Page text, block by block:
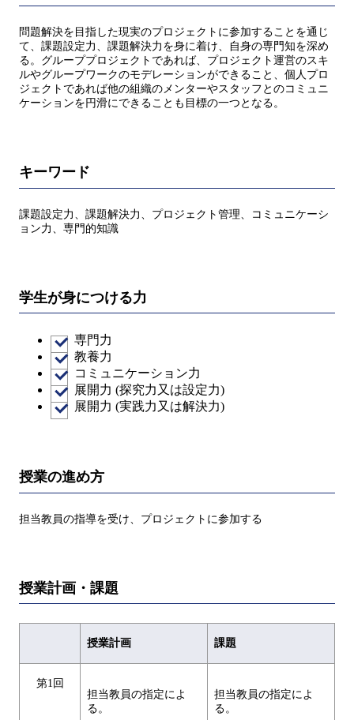
問題解決を⽬指した現実のプロジェクトに参加することを通じ
て、課題設定⼒、課題解決⼒を⾝に着け、⾃⾝の専⾨知を深め
る。グループプロジェクトであれば、プロジェクト運営のスキ
ルやグループワークのモデレーションができること、個⼈プロ
ジェクトであれば他の組織のメンターやスタッフとのコミュニ
ケーションを円滑にできることも⽬標の⼀つとなる。
キーワード
課題設定⼒、課題解決⼒、プロジェクト管理、コミュニケーシ
ョン⼒、専⾨的知識
学生が身につける力
専門力
教養力
コミュニケーション力
展開力 (探究力又は設定力)
展開力 (実践力又は解決力)
授業の進め方
担当教員の指導を受け、プロジェクトに参加する
授業計画・課題
授業計画 課題
第1回
担当教員の指定によ
る。
担当教員の指定によ
る。